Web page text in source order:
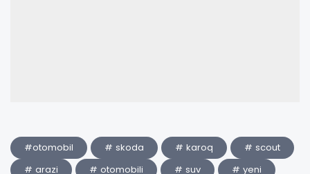
#otomobil # skoda # karoq
# scout
# arazi
# otomobili # suv # yeni